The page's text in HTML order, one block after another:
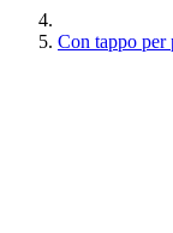
Con tappo per